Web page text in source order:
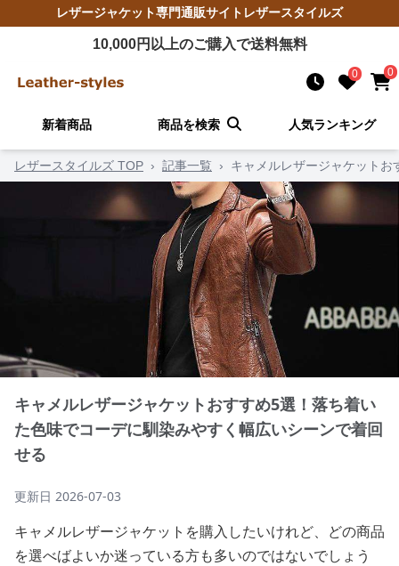
レザージャケット専門通販サイト レザースタイルズ
10,000円以上のご購入で送料無料
0 0
新着商品 商品を検索 人気ランキング
レザースタイルズ TOP › 記事一覧 › キャメルレザージャケット
キャメルレザージャケットおすすめ5選！落ち着い
た色味でコーデに馴染みやすく幅広いシーンで着回
せる
更新日 2026-07-03
キャメルレザージャケットを購入したいけれど、どの商品
を選べばよいか迷っている方も多いのではないでしょう